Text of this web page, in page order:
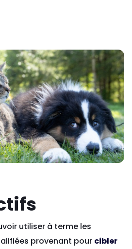
utiliser à terme les
provenant pour cibler